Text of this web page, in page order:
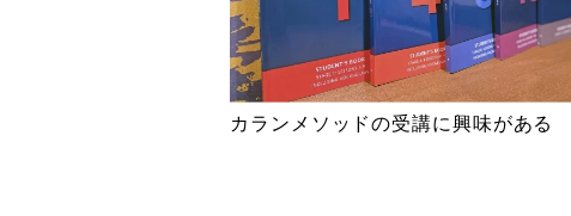
カランメソッドの受講に興味がある